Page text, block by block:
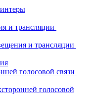
и трансляции
и трансляции
голосовой связи
голосовой